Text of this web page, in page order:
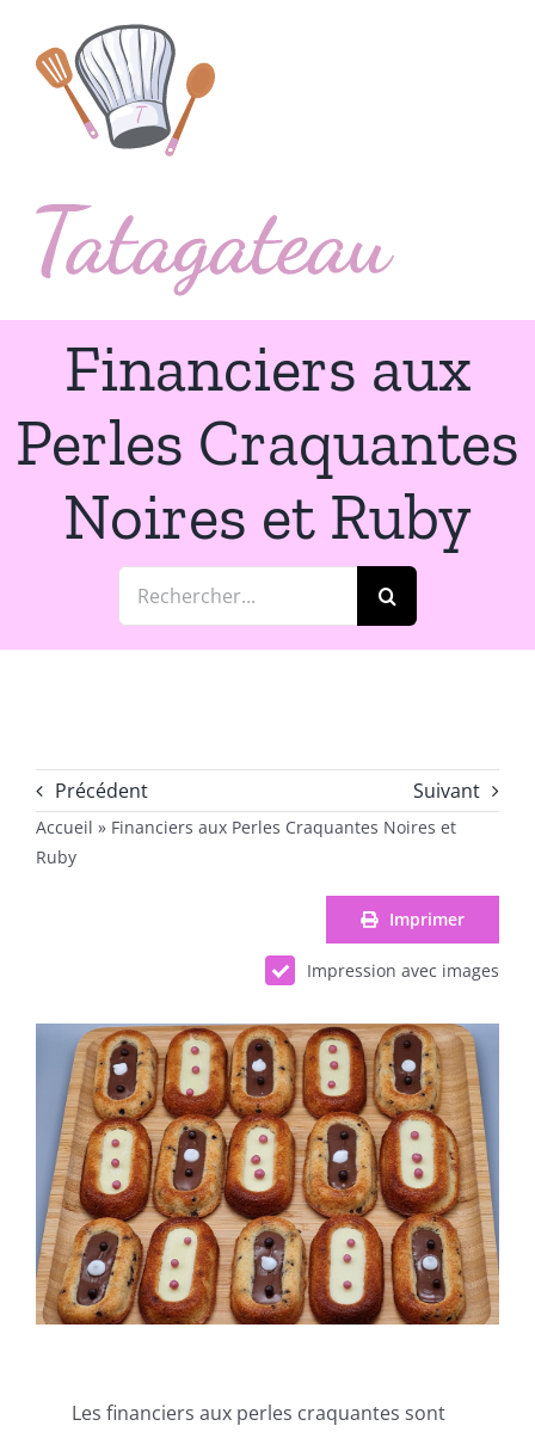
contenu
Financiers aux
Perles Craquantes
Noires et Ruby
Rechercher:
Précédent Suivant
Accueil » Financiers aux Perles Craquantes Noires et
Ruby
Imprimer
Impression avec images
Les financiers aux perles craquantes sont